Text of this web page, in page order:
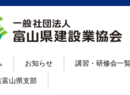
お知らせ 講習・研修会一
富山県支部